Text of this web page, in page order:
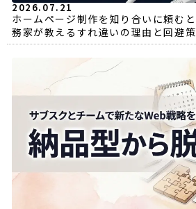
2026.07.21
ホームページ制作を知り合いに頼む
務家が教えるすれ違いの理由と回避策